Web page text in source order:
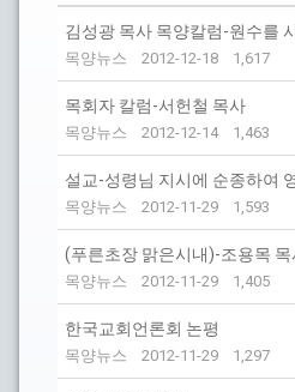
기타
김성광 목사 목양칼럼-원수를
목양뉴스 2012-12-18 1,617
목회자 칼럼-서헌철 목사
목양뉴스 2012-12-14 1,463
설교-성령님 지시에 순종하여
목양뉴스 2012-11-29 1,593
(푸른초장 맑은시내)-조용목 목
목양뉴스 2012-11-29 1,405
한국교회언론회 논평
목양뉴스 2012-11-29 1,297